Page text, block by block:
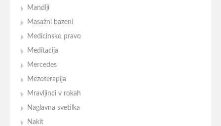
Mandlji
Masažni bazeni
Medicinsko pravo
Meditacija
Mercedes
Mezoterapija
Mravljinci v rokah
Naglavna svetilka
Nakit